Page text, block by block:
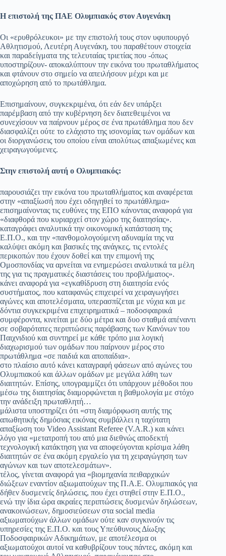
Η επιστολή της ΠΑΕ Ολυμπιακός στον Αυγενάκη
Οι «ερυθρόλευκοι» με την επιστολή τους στον υφυπουργό
Αθλητισμού, Λευτέρη Αυγενάκη, του παραθέτουν στοιχεία
και παραδείγματα της τελευταίας τριετίας που -όπως
υποστηρίζουν- αποκαλύπτουν την εικόνα του πρωταθλήματος
και φτάνουν στο σημείο να απειλήσουν μέχρι και με
αποχώρηση από το πρωτάθλημα.
Επισημαίνουν, συγκεκριμένα, ότι εάν δεν υπάρξει
παρέμβαση από την κυβέρνηση δεν διατεθειμένοι να
συνεχίσουν να παίρνουν μέρος σε ένα πρωτάθλημα που δεν
διασφαλίζει ούτε το ελάχιστο της ισονομίας των ομάδων και
οι διοργανώσεις του οποίου είναι απολύτως απαξιωμένες και
χειραγωγούμενες.
Στην επιστολή αυτή ο Ολυμπιακός:
παρουσιάζει την εικόνα του πρωταθλήματος και αναφέρεται
στην «απαξίωσή που έχει οδηγηθεί το πρωτάθλημα»
επισημαίνοντας τις ευθύνες της ΕΠΟ κάνοντας αναφορά για
«διαφθορά που κυριαρχεί στον χώρο της διαιτησίας».
καταγράφει αναλυτικά την οικονομική κατάσταση της
Ε.Π.Ο., και την «πανθομολογούμενη αδυναμία της να
καλύψει ακόμη και βασικές της ανάγκες, τις εντολές
περικοπών που έχουν δοθεί και την επιμονή της
Ομοσπονδίας να αρνείται να ενημερώσει αναλυτικά τα μέλη
της για τις πραγματικές διαστάσεις του προβλήματος».
κάνει αναφορά για «εγκαθίδρυση στη διαιτησία ενός
συστήματος, που καταφανώς επιχειρεί να χειραγωγήσει
αγώνες και αποτελέσματα, υπερασπίζεται με νύχια και με
δόντια συγκεκριμένα επιχειρηματικά – ποδοσφαιρικά
συμφέροντα, κινείται με δύο μέτρα και δυο σταθμά απέναντι
σε σοβαρότατες περιπτώσεις παράβασης των Κανόνων του
Παιχνιδιού και συντηρεί με κάθε τρόπο μια λογική
διαχωρισμού των ομάδων που παίρνουν μέρος στο
πρωτάθλημα «σε παιδιά και αποπαίδια».
στο πλαίσιο αυτό κάνει καταγραφή φάσεων από αγώνες του
Ολυμπιακού και άλλων ομάδων με μεγάλα λάθη των
διαιτητών. Επίσης, υπογραμμίζει ότι υπάρχουν μέθοδοι που
μέσω της διαιτησίας διαμορφώνεται η βαθμολογία με στόχο
την ανάδειξη πρωταθλητή…
μάλιστα υποστηρίζει ότι «στη διαμόρφωση αυτής της
απωθητικής δημόσιας εικόνας συμβάλλει η ταχύτατη
απαξίωση του Video Assistant Referee (V.A.R.) και κάνει
λόγο για «μετατροπή του από μια διεθνώς αποδεκτή
τεχνολογική κατάκτηση για να αποφεύγονται κρίσιμα λάθη
διαιτητών σε ένα ακόμη εργαλείο για τη χειραγώγηση των
αγώνων και των αποτελεσμάτων».
τέλος, γίνεται αναφορά για «βιομηχανία πειθαρχικών
διώξεων εναντίον αξιωματούχων της Π.Α.Ε. Ολυμπιακός για
δήθεν δυσμενείς δηλώσεις, που έχει στηθεί στην Ε.Π.Ο.,
ενώ την ίδια ώρα ακραίες περιπτώσεις δυσμενών δηλώσεων,
ανακοινώσεων, δημοσιεύσεων στα social media
αξιωματούχων άλλων ομάδων ούτε καν συγκινούν τις
υπηρεσίες της Ε.Π.Ο. και τους Υπεύθυνους Δίωξης
Ποδοσφαιρικών Αδικημάτων, με αποτέλεσμα οι
αξιωματούχοι αυτοί να καθυβρίζουν τους πάντες, ακόμη και